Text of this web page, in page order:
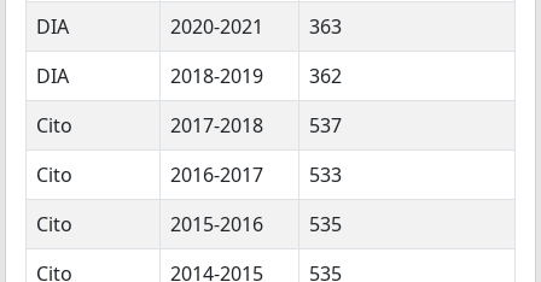
DIA
2020-2021
363
DIA
2018-2019
362
Cito
2017-2018
537
Cito
2016-2017
533
Cito
2015-2016
535
Cito
2014-2015 535